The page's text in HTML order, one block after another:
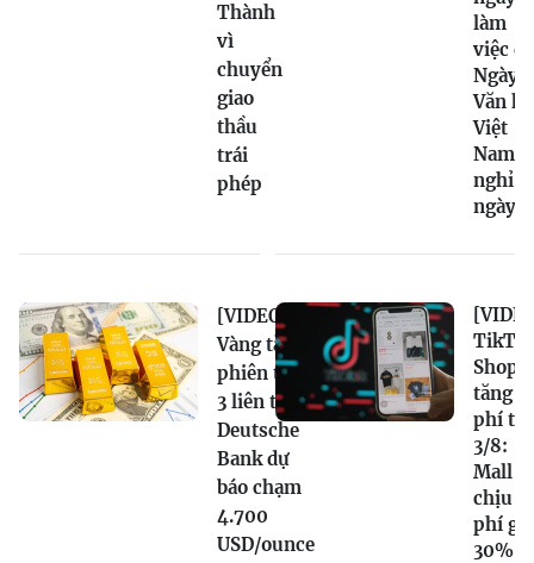
Thành
vì
chuyển
giao
thầu
trái
phép
làm
việc để
Ngày
Văn
Việt
Nam
nghỉ 4
ngày
[VIDEO]
Vàng tăng
phiên thứ
3 liên tiếp,
Deutsche
Bank dự
báo chạm
4.700
USD/ounce
Shop
tăng
phí từ
3/8:
Mall
chịu
phí
30%